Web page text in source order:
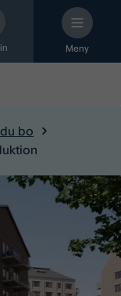
Meny
bo